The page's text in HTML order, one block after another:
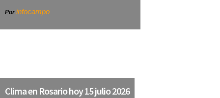
Por infocampo
Clima en Rosario hoy 15 julio 2026